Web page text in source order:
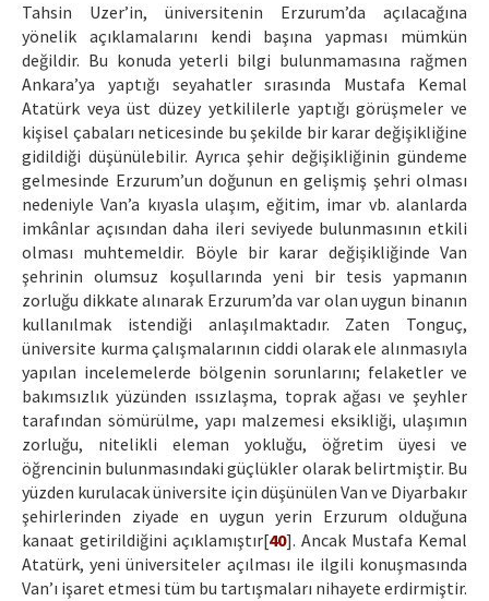
Tahsin Uzer’in, üniversitenin Erzurum’da açılacağına
yönelik açıklamalarını kendi başına yapması mümkün
değildir. Bu konuda yeterli bilgi bulunmamasına rağmen
Ankara’ya yaptığı seyahatler sırasında Mustafa Kemal
Atatürk veya üst düzey yetkililerle yaptığı görüşmeler ve
kişisel çabaları neticesinde bu şekilde bir karar değişikliğine
gidildiği düşünülebilir. Ayrıca şehir değişikliğinin gündeme
gelmesinde Erzurum’un doğunun en gelişmiş şehri olması
nedeniyle Van’a kıyasla ulaşım, eğitim, imar vb. alanlarda
imkânlar açısından daha ileri seviyede bulunmasının etkili
olması muhtemeldir. Böyle bir karar değişikliğinde Van
şehrinin olumsuz koşullarında yeni bir tesis yapmanın
zorluğu dikkate alınarak Erzurum’da var olan uygun binanın
kullanılmak istendiği anlaşılmaktadır. Zaten Tonguç,
üniversite kurma çalışmalarının ciddi olarak ele alınmasıyla
yapılan incelemelerde bölgenin sorunlarını; felaketler ve
bakımsızlık yüzünden ıssızlaşma, toprak ağası ve şeyhler
tarafından sömürülme, yapı malzemesi eksikliği, ulaşımın
zorluğu, nitelikli eleman yokluğu, öğretim üyesi ve
öğrencinin bulunmasındaki güçlükler olarak belirtmiştir. Bu
yüzden kurulacak üniversite için düşünülen Van ve Diyarbakır
şehirlerinden ziyade en uygun yerin Erzurum olduğuna
kanaat getirildiğini açıklamıştır[40]. Ancak Mustafa Kemal
Atatürk, yeni üniversiteler açılması ile ilgili konuşmasında
Van’ı işaret etmesi tüm bu tartışmaları nihayete erdirmiştir.